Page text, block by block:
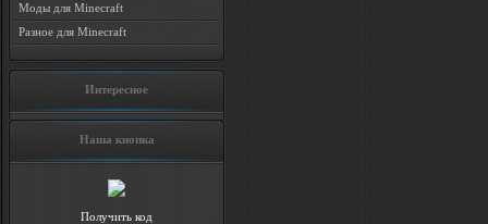
Моды для Minecraft
Разное для Minecraft
Интересное
Наша кнопка
Получить код